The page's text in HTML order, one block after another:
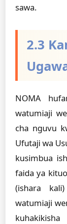
sawa.
2.3
NOMA
watumiaji
cha nguvu
Ufutaji wa
kusimbua
faida ya
(ishara
watumiaji